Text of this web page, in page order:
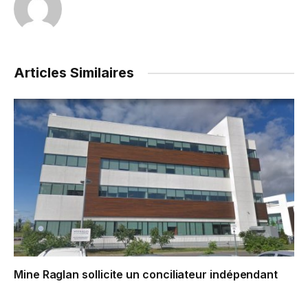
Articles Similaires
Mine Raglan sollicite un conciliateur indépendant